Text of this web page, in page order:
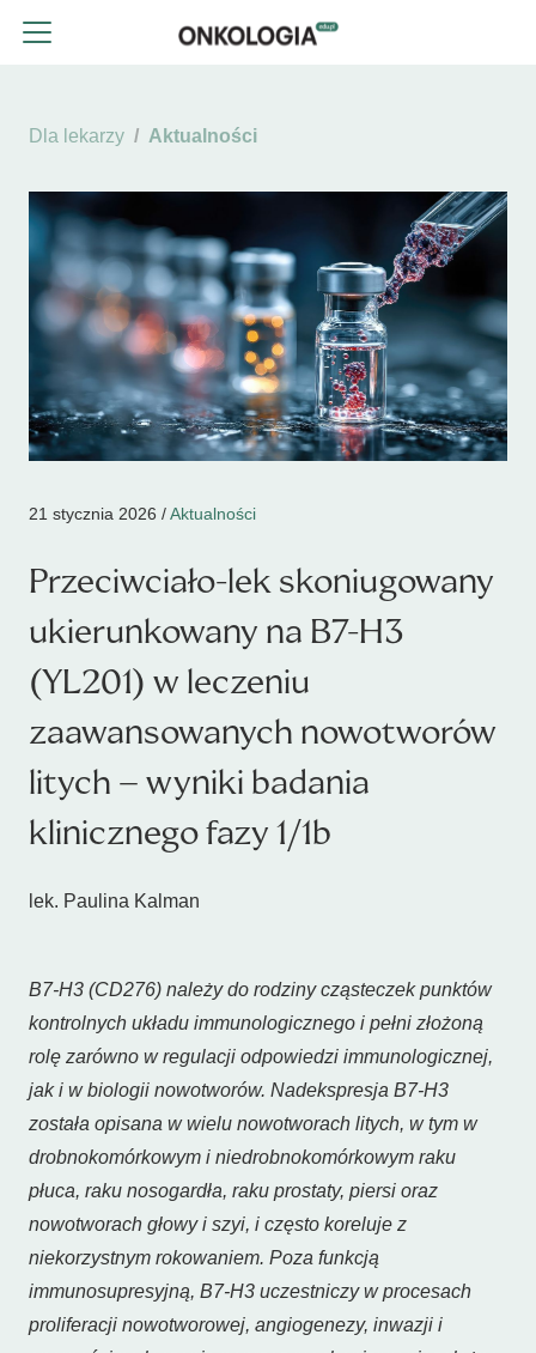
Dla lekarzy Aktualności
21 stycznia 2026 /Aktualności
Przeciwciało-lek skoniugowany
ukierunkowany na B7-H3
(YL201) w leczeniu
zaawansowanych nowotworów
litych – wyniki badania
klinicznego fazy 1/1b
lek. Paulina Kalman
B7-H3 (CD276) należy do rodziny cząsteczek punktów
kontrolnych układu immunologicznego i pełni złożoną
rolę zarówno w regulacji odpowiedzi immunologicznej,
jak i w biologii nowotworów. Nadekspresja B7-H3
została opisana w wielu nowotworach litych, w tym w
drobnokomórkowym i niedrobnokomórkowym raku
płuca, raku nosogardła, raku prostaty, piersi oraz
nowotworach głowy i szyi, i często koreluje z
niekorzystnym rokowaniem. Poza funkcją
immunosupresyjną, B7-H3 uczestniczy w procesach
proliferacji nowotworowej, angiogenezy, inwazji i